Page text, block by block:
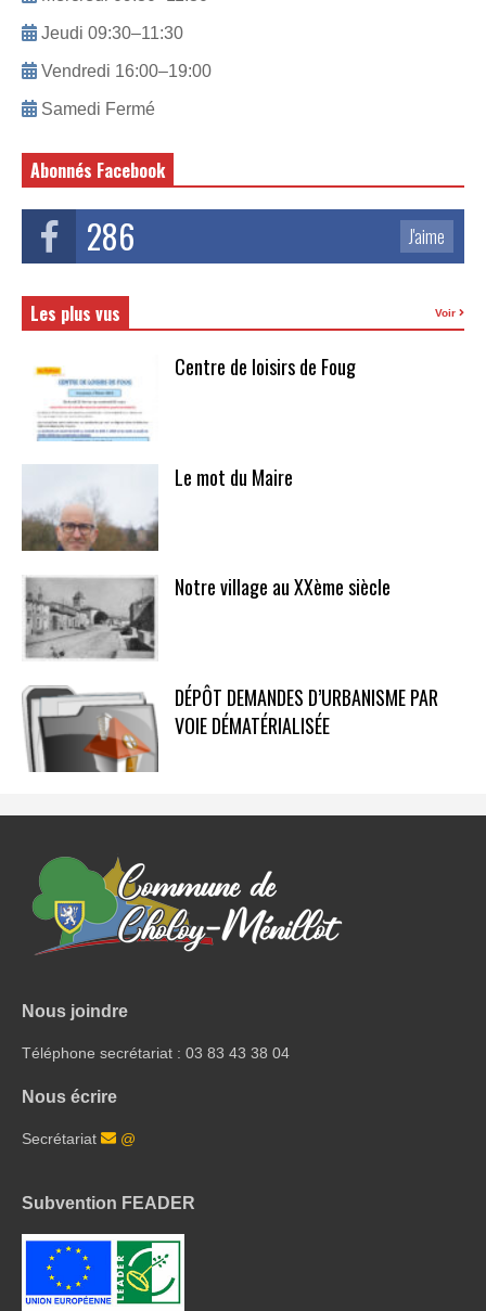
Jeudi 09:30–11:30
Vendredi 16:00–19:00
Samedi Fermé
Abonnés Facebook
286 J'aime
Les plus vus Voir
Centre de loisirs de Foug
Le mot du Maire
Notre village au XXème siècle
DÉPÔT DEMANDES D’URBANISME PAR
VOIE DÉMATÉRIALISÉE
Nous joindre
Téléphone secrétariat : 03 83 43 38 04
Nous écrire
Secrétariat @
Subvention FEADER